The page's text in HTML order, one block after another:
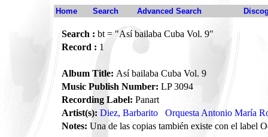
Home Search Advanced Search
Search : bt = "Así bailaba Cuba Vol. 9"
Record : 1
Album Title: Así bailaba Cuba Vol. 9
Music Publish Number: LP 3094
Recording Label: Panart
Artist(s): Diez, Barbarito
Orquesta Antonio María
Notes: Una de las copias también existe con el label